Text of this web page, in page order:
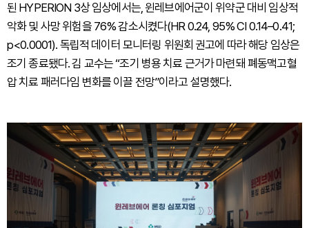
된 HYPERION 3상 임상에서는, 윈레브에어군이 위약군 대비 임상적
악화 및 사망 위험을 76% 감소시켰다(HR 0.24, 95% CI 0.14–0.41;
p<0.0001). 독립적 데이터 모니터링 위원회 권고에 따라 해당 임상은
조기 종료됐다. 김 교수는 “조기 병용 치료 근거가 마련돼 폐동맥고혈
압 치료 패러다임 변화를 이끌 전망”이라고 설명했다.